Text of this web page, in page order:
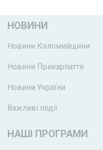
НОВИНИ
Новини Коломийщини
Новини Прикарпаття
Новини України
Важливі події
НАШІ ПРОГРАМИ